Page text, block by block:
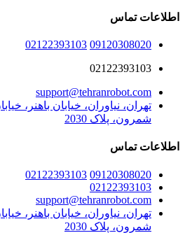
اطلاعات تماس
09120308020
02122393103
02122393103
support@tehranrobot.com
تهران، نیاوران، خیابان باهنر،
شمرون، پلاک 2030
اطلاعات تماس
09120308020
02122393103
02122393103
support@tehranrobot.com
تهران، نیاوران، خیابان باهنر،
شمرون، پلاک 2030